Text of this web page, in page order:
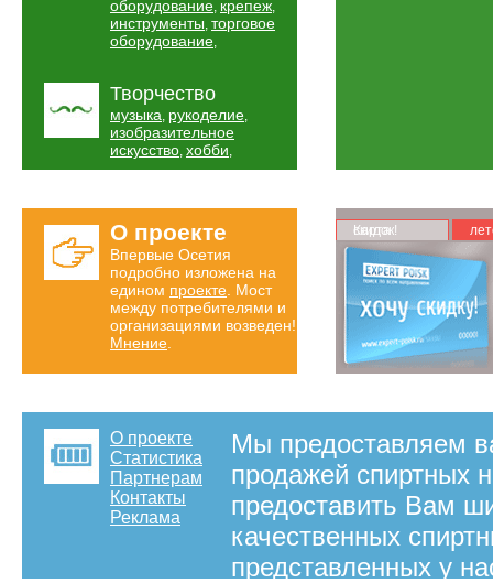
оборудование, крепеж,
инструменты, торговое
оборудование,
Творчество
музыка, рукоделие,
изобразительное
искусство, хобби,
О проекте
Впервые Осетия
подробно изложена на
едином проекте . Мост
между потребителями и
организациями возведен!
Мнение
Карта скидок!
О проекте
Статистика
Партнерам
Контакты
Реклама
Мы предоставляем
продажей спиртных
предоставить Вам
качественных
представленных у